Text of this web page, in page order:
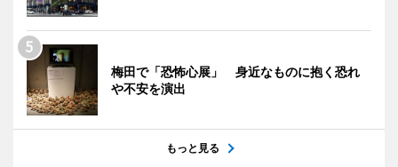
梅田で「恐怖心展」 身近なものに抱く恐れ
や不安を演出
もっと見る